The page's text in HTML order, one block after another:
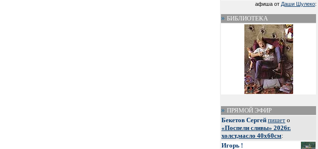
афиша от Даши Шулеко:
БИБЛИОТЕКА
ПРЯМОЙ ЭФИР
Бекетов Сергей пишет о
«Поспели сливы» 2026г.
холст,масло 40х60см:
Игорь !